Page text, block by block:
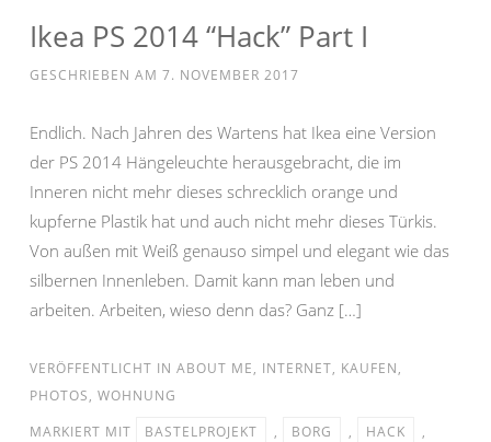
Ikea PS 2014 “Hack” Part I
GESCHRIEBEN AM 7. NOVEMBER 2017
Endlich. Nach Jahren des Wartens hat Ikea eine Version
der PS 2014 Hängeleuchte herausgebracht, die im
Inneren nicht mehr dieses schrecklich orange und
kupferne Plastik hat und auch nicht mehr dieses Türkis.
Von außen mit Weiß genauso simpel und elegant wie das
silbernen Innenleben. Damit kann man leben und
arbeiten. Arbeiten, wieso denn das? Ganz […]
VERÖFFENTLICHT IN ABOUT ME, INTERNET, KAUFEN,
PHOTOS, WOHNUNG
MARKIERT MIT
BASTELPROJEKT , BORG , HACK
,